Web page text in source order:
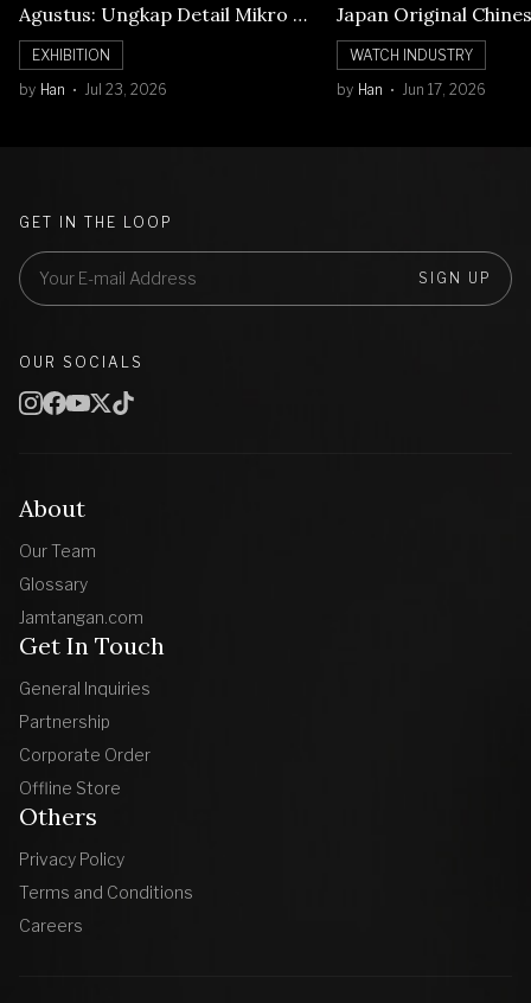
Agustus: Ungkap Detail Mikro di
Balik Seni Watchmaking
EXHIBITION
by Han Jul 23, 2026
Japan Original
Numerals Watch
WATCH INDUSTRY
by Han Jun 17, 2026
About
Our Team
Glossary
Jamtangan.com
Get In Touch
General Inquiries
Partnership
Corporate Order
Offline Store
Others
Privacy Policy
Terms and Conditions
Careers
GET IN THE LOOP
SIGN UP
OUR SOCIALS